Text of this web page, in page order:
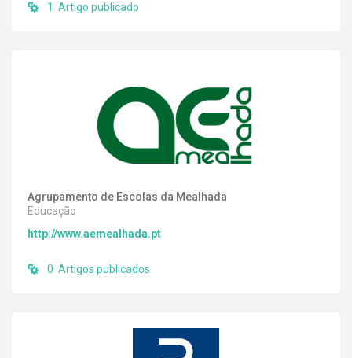
1 Artigo publicado
Agrupamento de Escolas da Mealhada
Educação
http://www.aemealhada.pt
0 Artigos publicados